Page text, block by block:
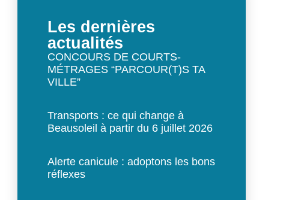
Les dernières
actualités
CONCOURS DE COURTS-
MÉTRAGES “PARCOUR(T)S TA
VILLE”
Transports : ce qui change à
Beausoleil à partir du 6 juillet 2026
Alerte canicule : adoptons les bons
réflexes